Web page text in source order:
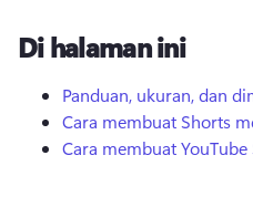
Coba gratis
Di halaman ini
Panduan, ukuran, dan
Cara membuat Shorts
Cara membuat